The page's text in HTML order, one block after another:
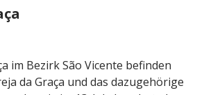
im Bezirk São Vicente befinden
da Graça und das dazugehörige